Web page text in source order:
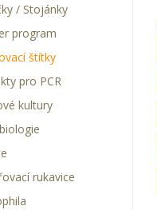
/ Stojánky
program
štítky
pro PCR
kultury
rukavice